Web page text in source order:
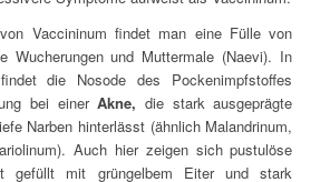
Vaccininum findet man eine Fülle von
Wucherungen und Muttermale (Naevi). In
die Nosode des Pockenimpfstoffes
bei einerAkne, die stark ausgeprägte
Narben hinterlässt (ähnlich Malandrinum,
Auch hier zeigen sich pustulöse
gefüllt mit grüngelbem Eiter und stark